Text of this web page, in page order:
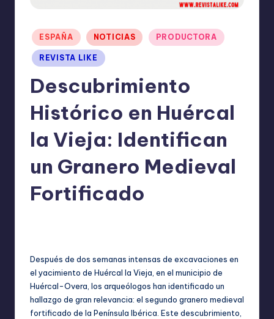
OPublicado
en
ESPAÑA NOTICIAS PRODUCTORA
REVISTA LIKE
Descubrimiento
Histórico en Huércal
la Vieja: Identifican
un Granero Medieval
Fortificado
Después de dos semanas intensas de excavaciones en
el yacimiento de Huércal la Vieja, en el municipio de
Huércal-Overa, los arqueólogos han identificado un
hallazgo de gran relevancia: el segundo granero medieval
fortificado de la Península Ibérica. Este descubrimiento,